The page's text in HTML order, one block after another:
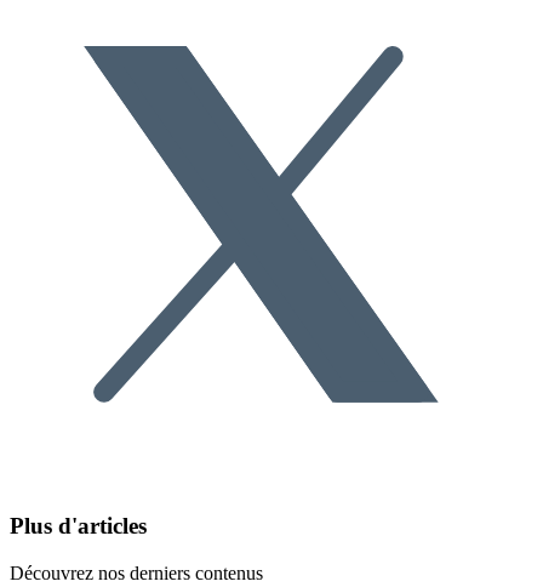
Plus d'articles
Découvrez nos derniers contenus